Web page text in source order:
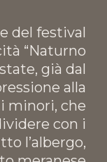
del festival
“Naturno
già dal
alla
minori, che
con i
l’albergo,